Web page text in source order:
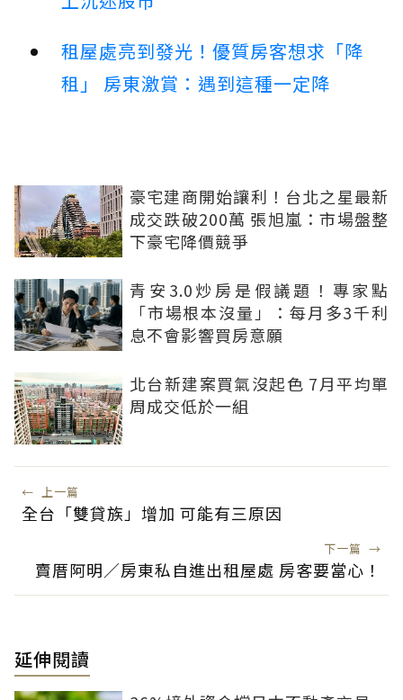
租屋處亮到發光！優質房客想求「降
租」 房東激賞：遇到這種一定降
豪宅建商開始讓利！台北之星最新
成交跌破200萬 張旭嵐：市場盤整
下豪宅降價競爭
青安3.0炒房是假議題！專家點
「市場根本沒量」：每月多3千利
息不會影響買房意願
北台新建案買氣沒起色 7月平均單
周成交低於一組
← 上一篇
全台「雙貸族」增加 可能有三原因
下一篇 →
賣厝阿明／房東私自進出租屋處 房客要當心！
延伸閱讀